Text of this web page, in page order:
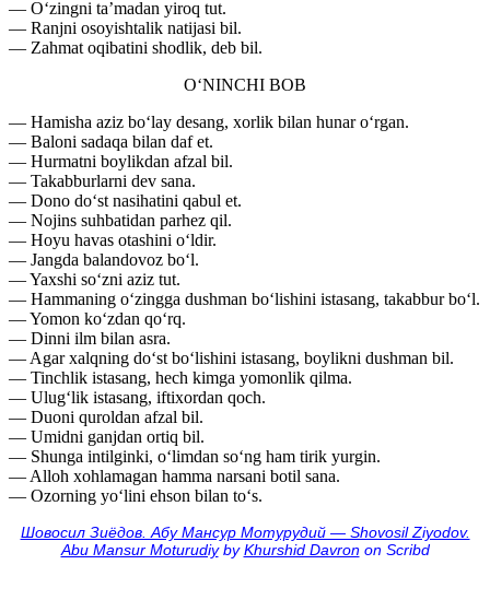
— O‘zingni ta’madan yiroq tut.
— Ranjni osoyishtalik natijasi bil.
— Zahmat oqibatini shodlik, deb bil.
O‘NINCHI BOB
— Hamisha aziz bo‘lay desang, xorlik bilan hunar o‘rgan.
— Baloni sadaqa bilan daf et.
— Hurmatni boylikdan afzal bil.
— Takabburlarni dev sana.
— Dono do‘st nasihatini qabul et.
— Nojins suhbatidan parhez qil.
— Hoyu havas otashini o‘ldir.
— Jangda balandovoz bo‘l.
— Yaxshi so‘zni aziz tut.
— Hammaning o‘zingga dushman bo‘lishini istasang, takabbur bo‘l.
— Yomon ko‘zdan qo‘rq.
— Dinni ilm bilan asra.
— Agar xalqning do‘st bo‘lishini istasang, boylikni dushman bil.
— Tinchlik istasang, hech kimga yomonlik qilma.
— Ulug‘lik istasang, iftixordan qoch.
— Duoni quroldan afzal bil.
— Umidni ganjdan ortiq bil.
— Shunga intilginki, o‘limdan so‘ng ham tirik yurgin.
— Alloh xohlamagan hamma narsani botil sana.
— Ozorning yo‘lini ehson bilan to‘s.
Шовосил Зиёдов. Абу Мансур Мотурудий — Shovosil Ziyodov.
Abu Mansur MoturudiybyKhurshid Davronon Scribd